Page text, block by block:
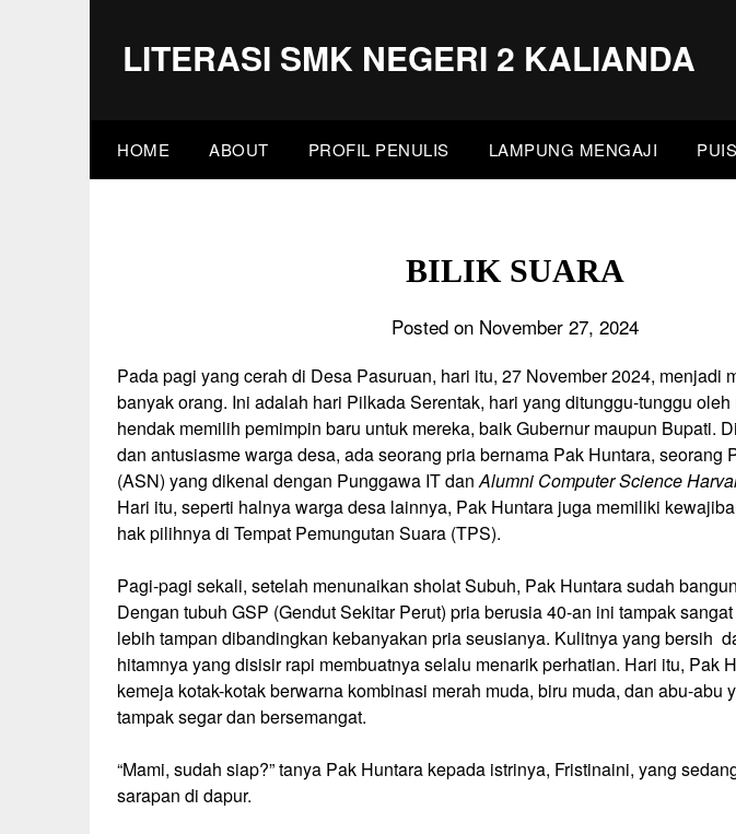
LITERASI SMK NEGERI 2 KALIANDA
HOME ABOUT PROFIL PENULIS LAMPUNG MENGAJI
BILIK SUARA
Posted on November 27, 2024
Pada pagi yang cerah di Desa Pasuruan, hari itu, 27 November 2024, menjadi
banyak orang. Ini adalah hari Pilkada Serentak, hari yang ditunggu-tunggu
hendak memilih pemimpin baru untuk mereka, baik Gubernur maupun Bupati.
dan antusiasme warga desa, ada seorang pria bernama Pak Huntara, seorang
(ASN) yang dikenal dengan Punggawa IT danAlumni Computer Science
Hari itu, seperti halnya warga desa lainnya, Pak Huntara juga memiliki
hak pilihnya di Tempat Pemungutan Suara (TPS).
Pagi-pagi sekali, setelah menunaikan sholat Subuh, Pak Huntara sudah
Dengan tubuh GSP (Gendut Sekitar Perut) pria berusia 40-an ini tampak
lebih tampan dibandingkan kebanyakan pria seusianya. Kulitnya yang bersih
hitamnya yang disisir rapi membuatnya selalu menarik perhatian. Hari itu, Pak
kemeja kotak-kotak berwarna kombinasi merah muda, biru muda, dan abu-abu
tampak segar dan bersemangat.
“Mami, sudah siap?” tanya Pak Huntara kepada istrinya, Fristinaini, yang
sarapan di dapur.